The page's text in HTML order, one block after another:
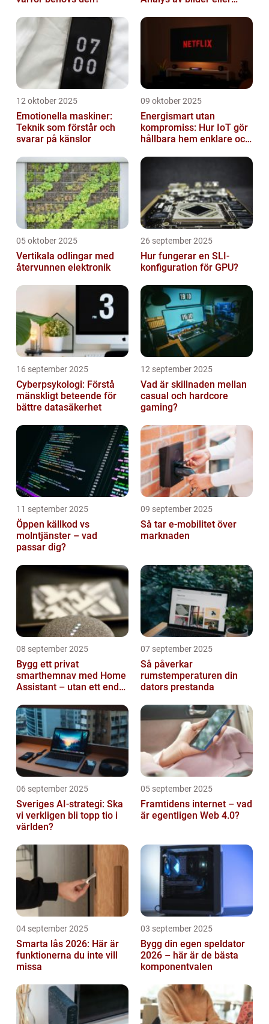
12 oktober 2025
Emotionella maskiner:
Teknik som förstår och
svarar på känslor
09 oktober 2025
Energismart utan
kompromiss: Hur IoT gör
hållbara hem enklare och
05 oktober 2025
Vertikala odlingar med
återvunnen elektronik
26 september 2025
Hur fungerar en SLI-
konfiguration för GPU?
16 september 2025
Cyberpsykologi: Förstå
mänskligt beteende för
bättre datasäkerhet
12 september 2025
Vad är skillnaden mellan
casual och hardcore
gaming?
11 september 2025
Öppen källkod vs
molntjänster – vad
passar dig?
09 september 2025
Så tar e-mobilitet över
marknaden
08 september 2025
Bygg ett privat
smarthemnav med Home
Assistant – utan ett enda
07 september 2025
Så påverkar
rumstemperaturen din
dators prestanda
06 september 2025
Sveriges AI-strategi: Ska
vi verkligen bli topp tio i
världen?
05 september 2025
Framtidens internet – vad
är egentligen Web 4.0?
04 september 2025
Smarta lås 2026: Här är
funktionerna du inte vill
missa
03 september 2025
Bygg din egen speldator
2026 – här är de bästa
komponentvalen